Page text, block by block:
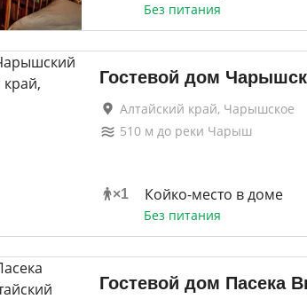
Без питания
Гостевой дом
Алтайский край, Чарышское
510м до реки Чарыш
×1 Койко-место в доме
Без питания
Гостевой дом Пасека